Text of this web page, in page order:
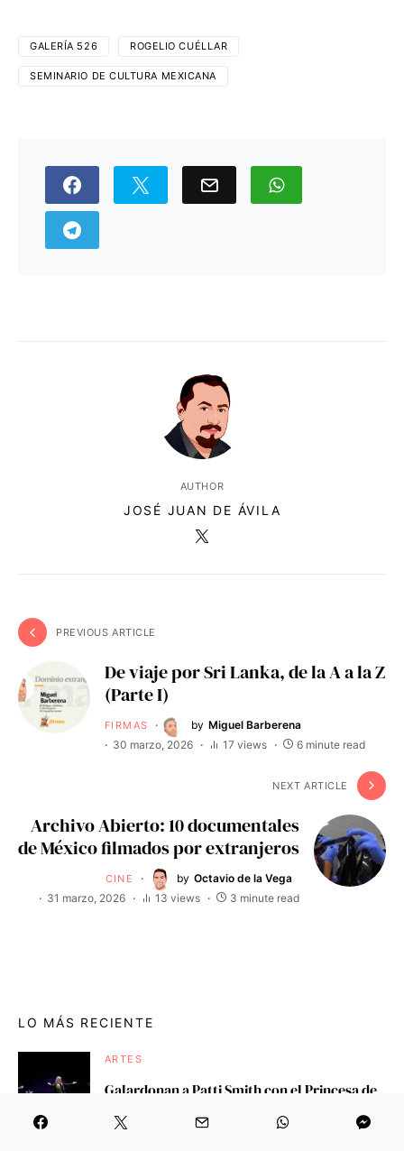
GALERÍA 526 ROGELIO CUÉLLAR
SEMINARIO DE CULTURA MEXICANA
AUTHOR
JOSÉ JUAN DE ÁVILA
PREVIOUS ARTICLE
De viaje por Sri Lanka, de la A a la Z
(Parte I)
FIRMAS by Miguel Barberena
30 marzo, 2026
17 views 6 minute read
NEXT ARTICLE
Archivo Abierto: 10 documentales
de México filmados por extranjeros
CINE by Octavio de la Vega
31 marzo, 2026
13 views 3 minute read
LO MÁS RECIENTE
ARTES
Galardonan a Patti Smith con el Princesa de